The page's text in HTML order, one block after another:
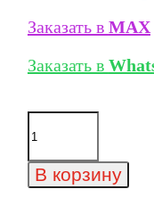
Заказать в MAX
Заказать в
Количество
товара
кирпич
Wandermode
В корзину